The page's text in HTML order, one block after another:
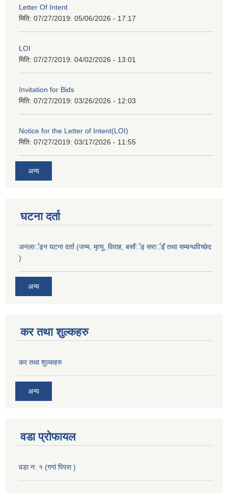
Letter Of Intent
मिति: 07/27/2019: 05/06/2026 - 17:17
LOI
मिति: 07/27/2019: 04/02/2026 - 13:01
Invitation for Bids
मिति: 07/27/2019: 03/26/2026 - 12:03
Notice for the Letter of Intent(LOI)
मिति: 07/27/2019: 03/17/2026 - 11:55
अन्य
घटना दर्ता
अनलार्इन घटना दर्ता (जन्म, मृत्यु, विवाह, बसाँर्इ सरार्इँ तथा सम्बन्धविच्छेद
)
अन्य
कर तथा शुल्कहरु
कर तथा शुल्कहरु
अन्य
वडा प्रोफायल
वडा न: १ (गगां पिपरा )